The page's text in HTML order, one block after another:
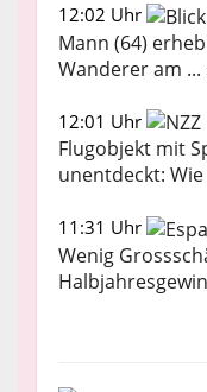
12:02 Uhr
Mann (64)
Wanderer am ...
12:01 Uhr
Flugobjekt mit
unentdeckt: Wie
11:31 Uhr
Wenig